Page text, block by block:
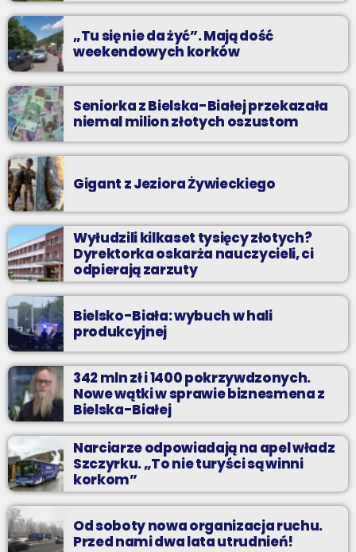
praca”
„Tu się nie da żyć”. Mają dość
weekendowych korków
Seniorka z Bielska-Białej przekazała
niemal milion złotych oszustom
Gigant z Jeziora Żywieckiego
Wyłudzili kilkaset tysięcy złotych?
Dyrektorka oskarża nauczycieli, ci
odpierają zarzuty
Bielsko-Biała: wybuch w hali
produkcyjnej
342 mln zł i 1400 pokrzywdzonych.
Nowe wątki w sprawie biznesmena z
Bielska-Białej
Narciarze odpowiadają na apel władz
Szczyrku. „To nie turyści są winni
korkom”
Od soboty nowa organizacja ruchu.
Przed nami dwa lata utrudnień!